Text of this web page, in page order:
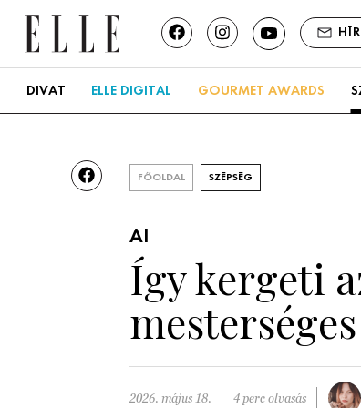
DIVAT ELLE DIGITAL GOURMET AWARDS
FŐOLDAL SZÉPSÉG
AI
Így kergeti
2026. május 18. 4 perc olvasás